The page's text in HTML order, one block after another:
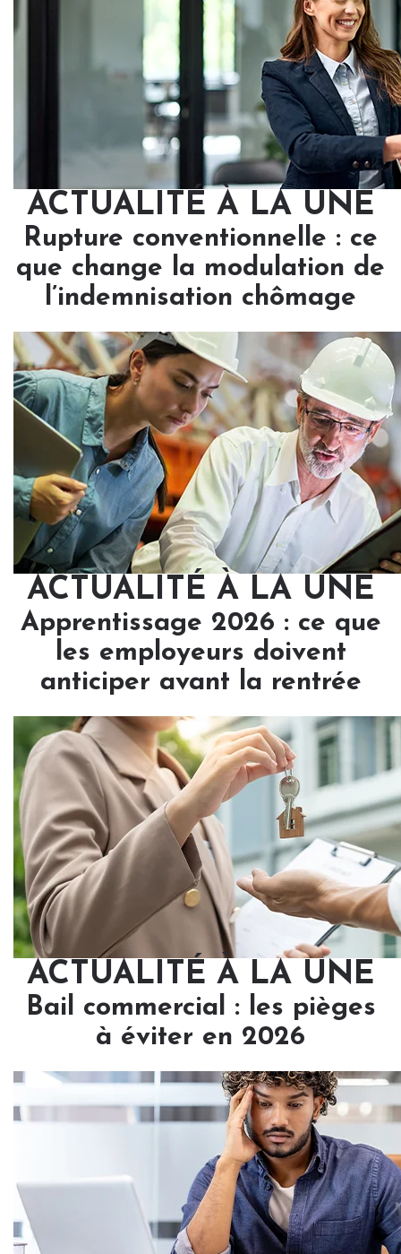
ACTUALITÉ À LA UNE
Rupture conventionnelle : ce
que change la modulation de
l’indemnisation chômage
ACTUALITÉ À LA UNE
Apprentissage 2026 : ce que
les employeurs doivent
anticiper avant la rentrée
ACTUALITÉ À LA UNE
Bail commercial : les pièges
à éviter en 2026